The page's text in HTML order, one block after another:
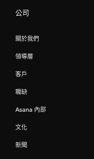
公司
關於我們
領導層
客戶
職缺
Asana 內部
文化
新聞